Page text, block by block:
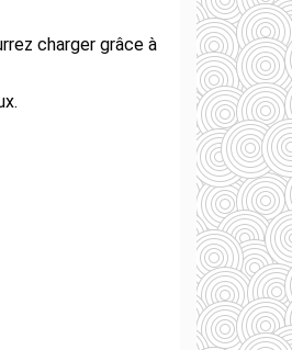
charger grâce à